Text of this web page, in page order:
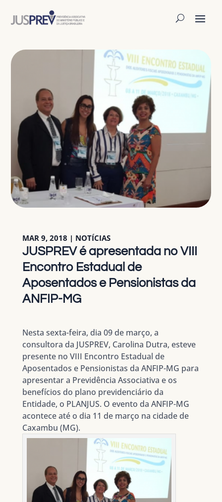
JUSPREV é apresentada no VIII
Encontro Estadual de
Aposentados e Pensionistas da
ANFIP-MG
MAR 9, 2018 | NOTÍCIAS
Nesta sexta-feira, dia 09 de março, a
consultora da JUSPREV, Carolina Dutra, esteve
presente no VIII Encontro Estadual de
Aposentados e Pensionistas da ANFIP-MG para
apresentar a Previdência Associativa e os
benefícios do plano previdenciário da
Entidade, o PLANJUS. O evento da ANFIP-MG
acontece até o dia 11 de março na cidade de
Caxambu (MG).